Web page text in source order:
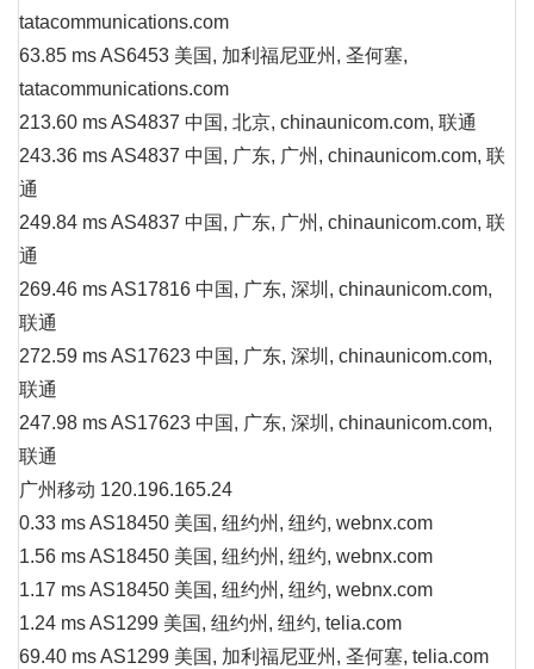
tatacommunications.com
63.85 ms AS6453 美国, 加利福尼亚州, 圣何塞,
tatacommunications.com
213.60 ms AS4837 中国, 北京, chinaunicom.com, 联通
243.36 ms AS4837 中国, 广东, 广州, chinaunicom.com, 联
通
249.84 ms AS4837 中国, 广东, 广州, chinaunicom.com, 联
通
269.46 ms AS17816 中国, 广东, 深圳, chinaunicom.com,
联通
272.59 ms AS17623 中国, 广东, 深圳, chinaunicom.com,
联通
247.98 ms AS17623 中国, 广东, 深圳, chinaunicom.com,
联通
广州移动 120.196.165.24
0.33 ms AS18450 美国, 纽约州, 纽约, webnx.com
1.56 ms AS18450 美国, 纽约州, 纽约, webnx.com
1.17 ms AS18450 美国, 纽约州, 纽约, webnx.com
1.24 ms AS1299 美国, 纽约州, 纽约, telia.com
69.40 ms AS1299 美国, 加利福尼亚州, 圣何塞, telia.com